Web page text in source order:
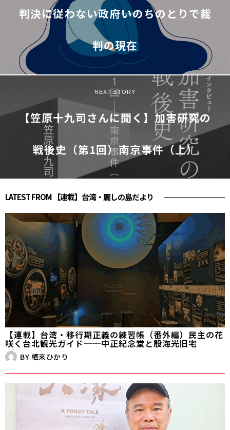
判決に従わない政府――いのちのとりで裁
判の現在
NEXT STORY
【笠原十九司さんに聞く】加害研究の
戦後史（第1回）南京事件（上）
LATEST FROM 【連載】台湾・麗しの島だより
【連載】台湾・移行期正義の練習帳（番外編）民主の花
咲く台北観光ガイド──中正紀念堂と殷海光旧宅
BY 栖来ひかり